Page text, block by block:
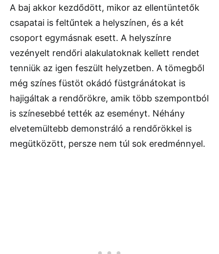
A baj akkor kezdődött, mikor az ellentüntetők
csapatai is feltűntek a helyszínen, és a két
csoport egymásnak esett. A helyszínre
vezényelt rendőri alakulatoknak kellett rendet
tenniük az igen feszült helyzetben. A tömegből
még színes füstöt okádó füstgránátokat is
hajigáltak a rendőrökre, amik több szempontból
is színesebbé tették az eseményt. Néhány
elvetemültebb demonstráló a rendőrökkel is
megütközött, persze nem túl sok eredménnyel.